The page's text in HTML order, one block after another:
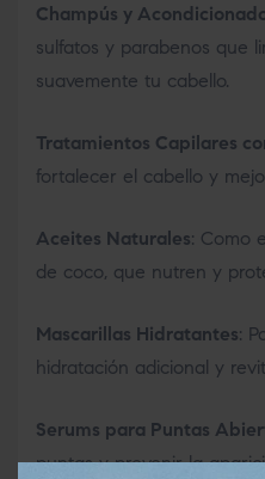
Champús y
sulfatos y parabenos que
suavemente tu cabello.
Tratamientos Capilares
fortalecer el cabello y
Aceites Naturales: Como
de coco, que nutren y
Mascarillas Hidratantes:
hidratación adicional y
Serums para Puntas
puntas y prevenir la